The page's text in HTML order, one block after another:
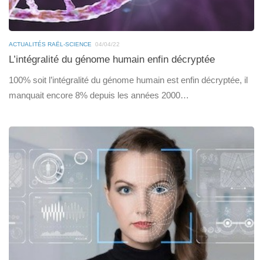
ACTUALITÉS RAËL-SCIENCE 04/04/22
L’intégralité du génome humain enfin décryptée
100% soit l’intégralité du génome humain est enfin décryptée, il
manquait encore 8% depuis les années 2000…